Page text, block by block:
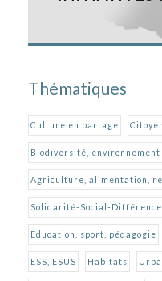
Thématiques
Culture en partage
Biodiversité, environnement
Agriculture, alimentation,
Solidarité-Social-
Éducation, sport, pédagogie
ESS, ESUS Habitats